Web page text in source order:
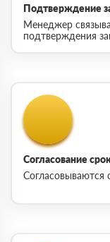
Подтверждение
Менеджер
подтверждения
Согласование
Согласовываются